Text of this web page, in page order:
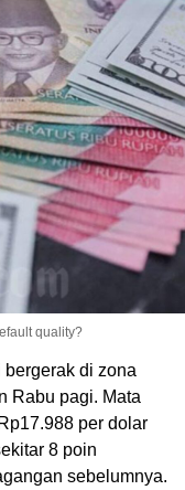
quality?
bergerak di zona
Rabu pagi. Mata
per dolar
8 poin
sebelumnya.